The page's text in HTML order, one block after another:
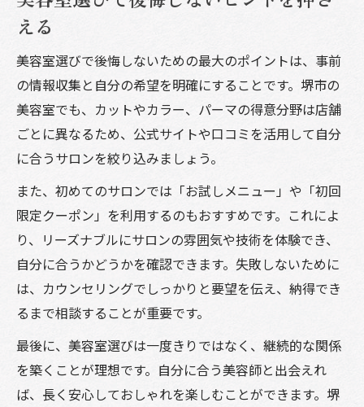
える
美容室選びで後悔しないための最大のポイントは、事前
の情報収集と自分の希望を明確にすることです。堺市の
美容室でも、カットやカラー、パーマの得意分野は店舗
ごとに異なるため、公式サイトや口コミを活用して自分
に合うサロンを絞り込みましょう。
また、初めてのサロンでは「お試しメニュー」や「初回
限定クーポン」を利用するのもおすすめです。これによ
り、リーズナブルにサロンの雰囲気や技術を体験でき、
自分に合うかどうかを確認できます。失敗しないために
は、カウンセリングでしっかりと要望を伝え、納得でき
るまで相談することが重要です。
最後に、美容室選びは一度きりではなく、継続的な関係
を築くことが理想です。自分に合う美容師と出会えれ
ば、長く安心しておしゃれを楽しむことができます。堺